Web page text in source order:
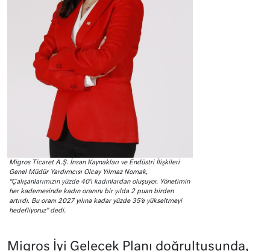
Migros Ticaret A.Ş. İnsan Kaynakları ve Endüstri İlişkileri
Genel Müdür Yardımcısı Olcay Yılmaz Nomak,
“Çalışanlarımızın yüzde 40’ı kadınlardan oluşuyor. Yönetimin
her kademesinde kadın oranını bir yılda 2 puan birden
artırdı. Bu oranı 2027 yılına kadar yüzde 35’e yükseltmeyi
hedefliyoruz” dedi.
Migros İyi Gelecek Planı doğrultusunda,